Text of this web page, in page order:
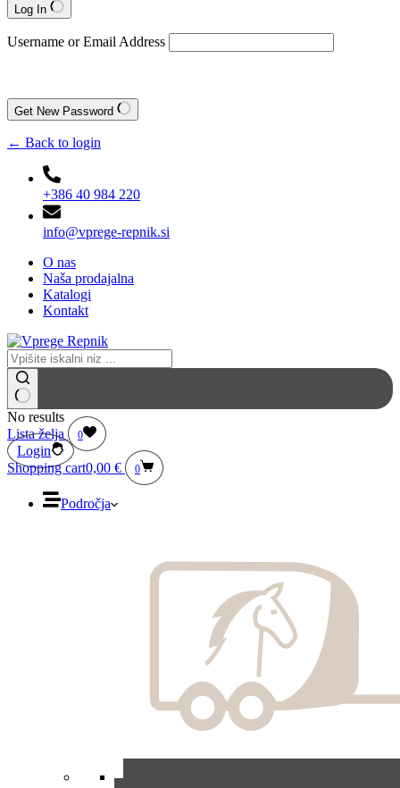
Log In
Username or Email Address
Get New Password
← Back to login
+386 40 984 220
info@vprege-repnik.si
O nas
Naša prodajalna
Katalogi
Kontakt
No results
Lista želja
0
Login
Shopping cart0,00 € 0
Področja